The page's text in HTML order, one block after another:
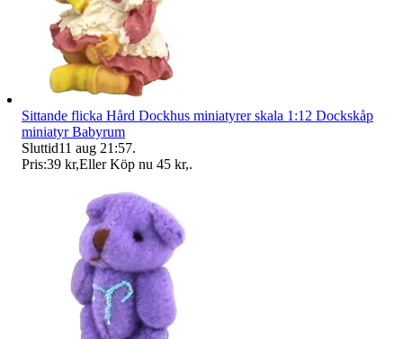
Sittande flicka Hård Dockhus miniatyrer skala 1:12 Dockskåp
miniatyr Babyrum
Sluttid11 aug 21:57.
Pris:39 kr,Eller Köp nu 45 kr,.